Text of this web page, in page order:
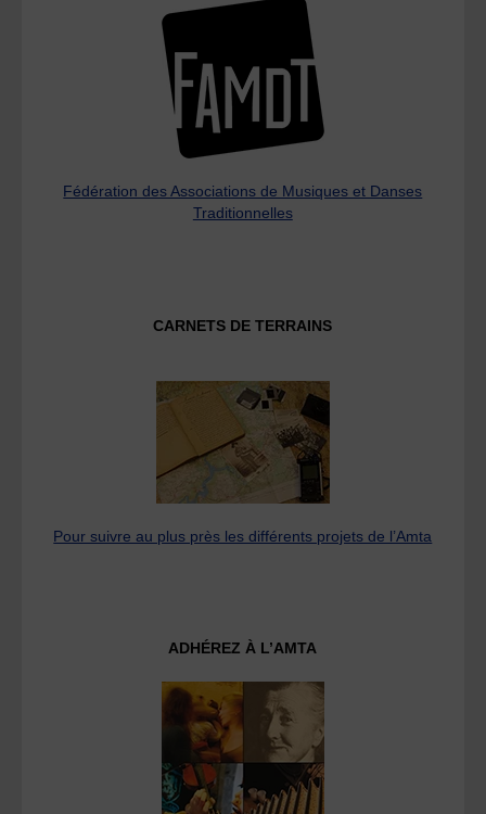
Fédération des Associations de Musiques et Danses
Traditionnelles
CARNETS DE TERRAINS
Pour suivre au plus près les différents projets de l’Amta
ADHÉREZ À L’AMTA